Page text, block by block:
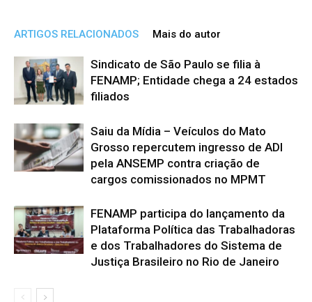
ARTIGOS RELACIONADOS Mais do autor
Sindicato de São Paulo se filia à
FENAMP; Entidade chega a 24 estados
filiados
Saiu da Mídia – Veículos do Mato
Grosso repercutem ingresso de ADI
pela ANSEMP contra criação de
cargos comissionados no MPMT
FENAMP participa do lançamento da
Plataforma Política das Trabalhadoras
e dos Trabalhadores do Sistema de
Justiça Brasileiro no Rio de Janeiro